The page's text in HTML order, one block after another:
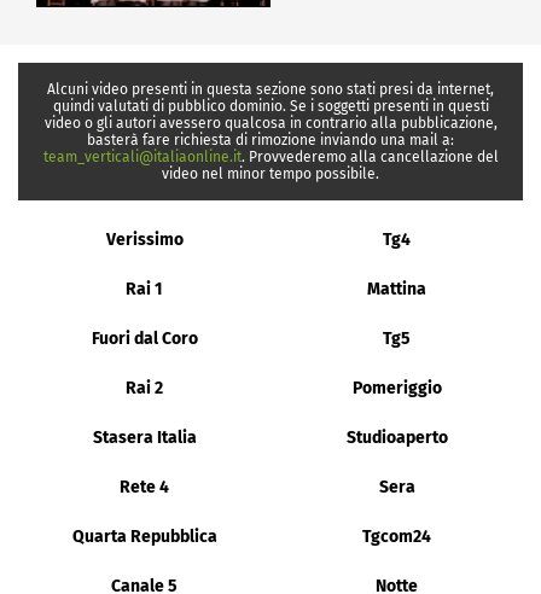
Alcuni video presenti in questa sezione sono stati presi da internet,
quindi valutati di pubblico dominio. Se i soggetti presenti in questi
video o gli autori avessero qualcosa in contrario alla pubblicazione,
basterà fare richiesta di rimozione inviando una mail a:
team_verticali@italiaonline.it. Provvederemo alla cancellazione del
video nel minor tempo possibile.
Verissimo Tg4
Rai 1 Mattina
Fuori dal Coro Tg5
Rai 2 Pomeriggio
Stasera Italia Studioaperto
Rete 4 Sera
Quarta Repubblica Tgcom24
Canale 5 Notte